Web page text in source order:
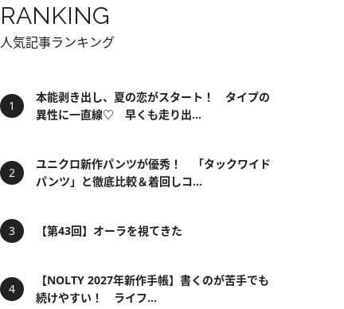
RANKING
人気記事ランキング
本能剥き出し、夏の恋がスタート！ タイプの
異性に一直線♡ 早くも走り出...
ユニクロ新作パンツが優秀！ 「タックワイド
パンツ」と徹底比較＆着回しコ...
【第43回】オーラを視てきた
【NOLTY 2027年新作手帳】書くのが苦手でも
続けやすい！ ライフ...